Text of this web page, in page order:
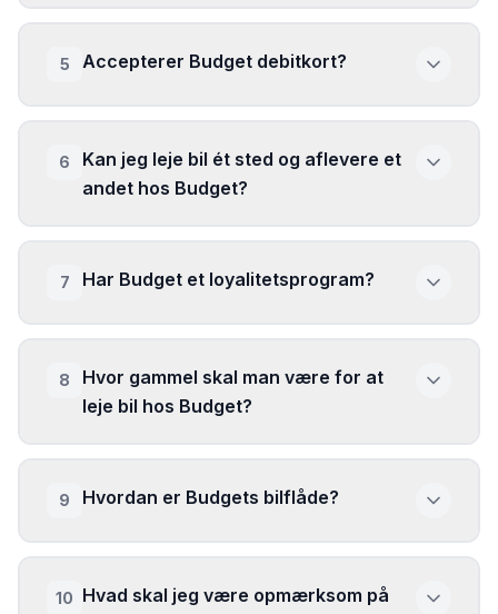
5 Accepterer Budget debitkort?
6
Kan jeg leje bil ét sted og aflevere et
andet hos Budget?
7 Har Budget et loyalitetsprogram?
8
Hvor gammel skal man være for at
leje bil hos Budget?
9 Hvordan er Budgets bilflåde?
10 Hvad skal jeg være opmærksom på